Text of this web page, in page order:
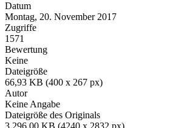
Datum
Montag, 20. November 2017
Zugriffe
1571
Bewertung
Keine
Dateigröße
66,93 KB (400 x 267 px)
Autor
Keine Angabe
Dateigröße des Originals